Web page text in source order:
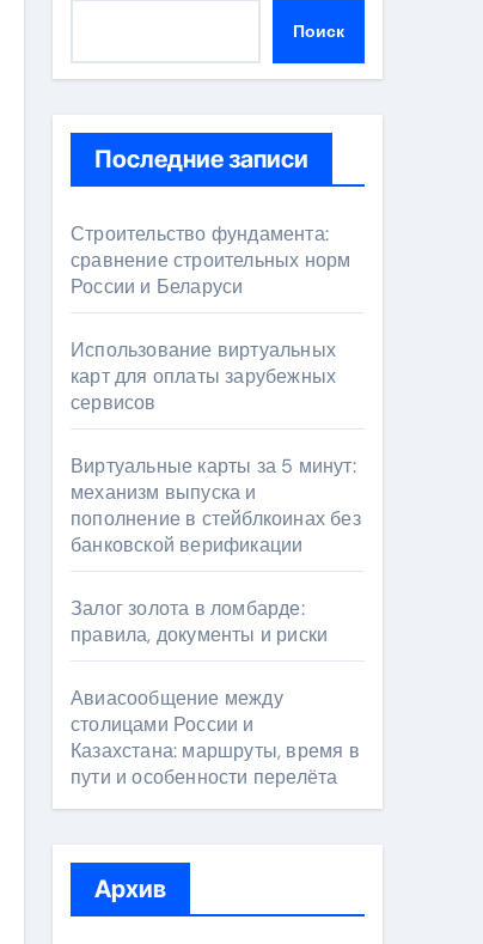
Поиск
Последние записи
Строительство фундамента:
сравнение строительных норм
России и Беларуси
Использование виртуальных
карт для оплаты зарубежных
сервисов
Виртуальные карты за 5 минут:
механизм выпуска и
пополнение в стейблкоинах без
банковской верификации
Залог золота в ломбарде:
правила, документы и риски
Авиасообщение между
столицами России и
Казахстана: маршруты, время в
пути и особенности перелёта
Архив